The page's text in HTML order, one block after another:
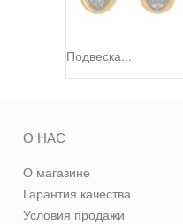
Подвеска...
О НАС
О магазине
Гарантия качества
Условия продажи